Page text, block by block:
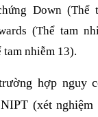
Down (Thể
(Thể tam
tam nhiễm 13).
hợp nguy
(xét